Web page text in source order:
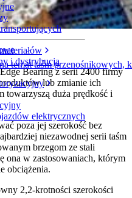
temat taśm przenośnikowych,
i dystrybucja
elektrycznych
with Edge Bearing
Bearing z serii 2400 firmy
lub zmianie ich
towarzyszą duża prędkość i
poza jej szerokość bez
niezawodnej serii taśm
brzegom ze stali
ona w zastosowaniach, którym
obciążenia.
2,2-krotności szerokości